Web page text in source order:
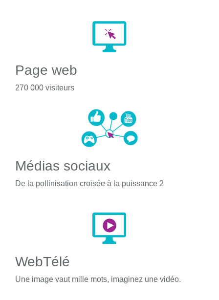
Page web
270 000 visiteurs
Médias sociaux
De la pollinisation croisée à la puissance 2
WebTélé
Une image vaut mille mots, imaginez une vidéo.